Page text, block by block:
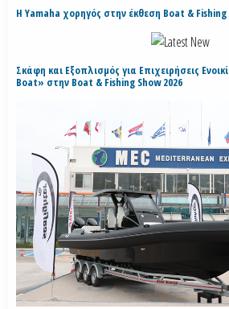
H Yamaha χορηγός στην έκθεση Boat & Fishing
Σκάφη και Εξοπλισμός για Επιχειρήσεις
Boat» στην Boat & Fishing Show 2026